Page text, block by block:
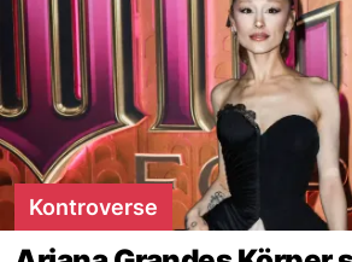
Kontroverse